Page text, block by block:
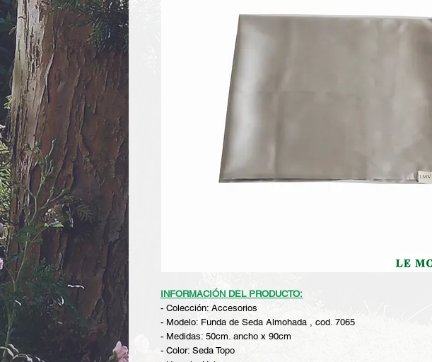
INFORMACIÓN DEL PRODUCTO:
- Colección: Accesorios
- Modelo: Funda de Seda Almohada , cod. 7065
- Medidas: 50cm. ancho x 90cm
- Color: Seda Topo